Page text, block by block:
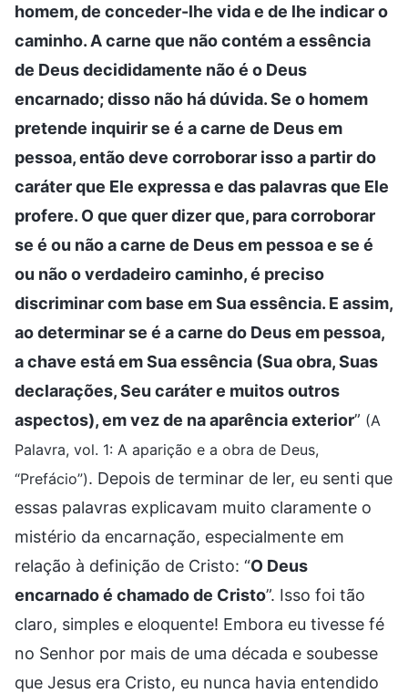
homem, de conceder-lhe vida e de lhe indicar o
caminho. A carne que não contém a essência
de Deus decididamente não é o Deus
encarnado; disso não há dúvida. Se o homem
pretende inquirir se é a carne de Deus em
pessoa, então deve corroborar isso a partir do
caráter que Ele expressa e das palavras que Ele
profere. O que quer dizer que, para corroborar
se é ou não a carne de Deus em pessoa e se é
ou não o verdadeiro caminho, é preciso
discriminar com base em Sua essência. E assim,
ao determinar se é a carne do Deus em pessoa,
a chave está em Sua essência (Sua obra, Suas
declarações, Seu caráter e muitos outros
aspectos), em vez de na aparência exterior” (A
Palavra, vol. 1: A aparição e a obra de Deus,
“Prefácio”). Depois de terminar de ler, eu senti que
essas palavras explicavam muito claramente o
mistério da encarnação, especialmente em
relação à definição de Cristo: “O Deus
encarnado é chamado de Cristo”. Isso foi tão
claro, simples e eloquente! Embora eu tivesse fé
no Senhor por mais de uma década e soubesse
que Jesus era Cristo, eu nunca havia entendido